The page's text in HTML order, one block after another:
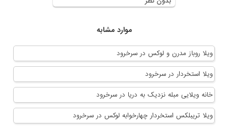
موارد مشابه
ویلا روباز مدرن و لوكس در سرخرود
ویلا استخردار در سرخرود
خانه ویلایی مبله نزدیک به دریا در سرخرود
ویلا تریبلکس استخردار چهارخوابه لوکس در سرخرود